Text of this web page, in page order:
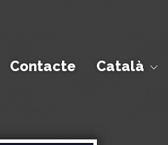
Contacte Català